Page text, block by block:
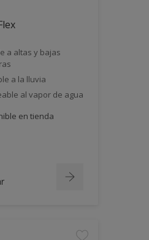
a altas y bajas
a la lluvia
al vapor de agua
en tienda